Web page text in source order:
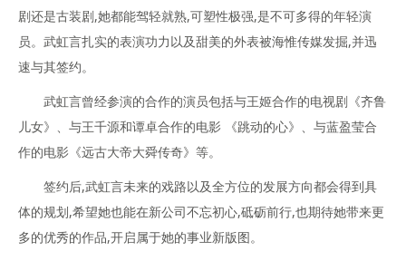
剧还是古装剧,她都能驾轻就熟,可塑性极强,是不可多得的年轻演
员。武虹言扎实的表演功力以及甜美的外表被海惟传媒发掘,并迅
速与其签约。
武虹言曾经参演的合作的演员包括与王姬合作的电视剧《齐鲁
儿女》、与王千源和谭卓合作的电影 《跳动的心》、与蓝盈莹合
作的电影《远古大帝大舜传奇》等。
签约后,武虹言未来的戏路以及全方位的发展方向都会得到具
体的规划,希望她也能在新公司不忘初心,砥砺前行,也期待她带来更
多的优秀的作品,开启属于她的事业新版图。